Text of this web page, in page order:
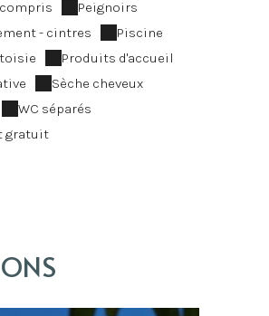
Peignoirs
- cintres
Piscine
Produits d'accueil
Sèche cheveux
WC séparés
gratuit